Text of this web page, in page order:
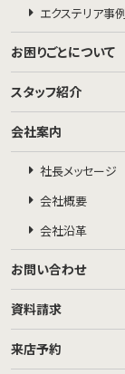
エクステリア事例
お困りごとについて
スタッフ紹介
会社案内
社長メッセージ
会社概要
会社沿革
お問い合わせ
資料請求
来店予約